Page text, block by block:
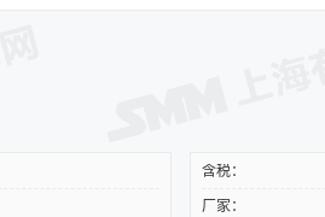
含税：
厂家：